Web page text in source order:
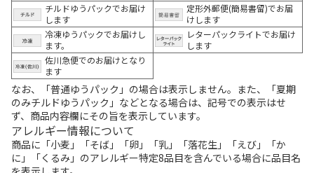
チルドゆうパックでお届け
します
定形外郵便(簡易書留)でお届
けします
冷凍ゆうパックでお届けし
ます。
レターパックライトでお届け
します
佐川急便でのお届けとなり
ます
なお、「普通ゆうパック」の場合は表示しません。また、「夏期
のみチルドゆうパック」などとなる場合は、記号での表示はせ
ず、商品内容欄にその旨を表示しています。
アレルギー情報について
商品に「小麦」「そば」「卵」「乳」「落花生」「えび」「か
に」「くるみ」のアレルギー特定8品目を含んでいる場合に品目名